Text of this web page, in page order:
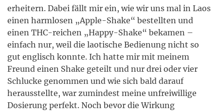
erheitern. Dabei fällt mir ein, wie wir uns mal in Laos
einen harmlosen „Apple-Shake“ bestellten und
einen THC-reichen „Happy-Shake“ bekamen –
einfach nur, weil die laotische Bedienung nicht so
gut englisch konnte. Ich hatte mir mit meinem
Freund einen Shake geteilt und nur drei oder vier
Schlucke genommen und wie sich bald darauf
herausstellte, war zumindest meine unfreiwillige
Dosierung perfekt. Noch bevor die Wirkung